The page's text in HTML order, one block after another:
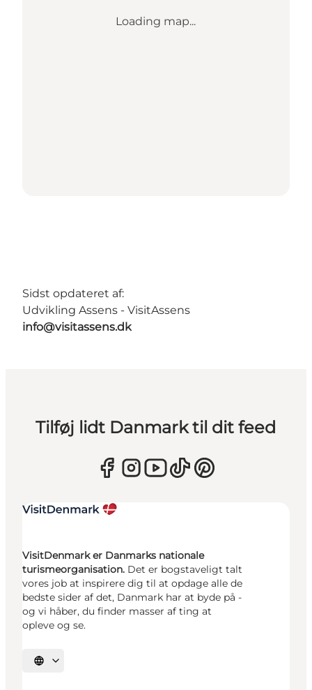
Loading map...
Sidst opdateret af:
Udvikling Assens - VisitAssens
info@visitassens.dk
Tilføj lidt Danmark til dit feed
VisitDenmark er Danmarks nationale
turismeorganisation. Det er bogstaveligt talt
vores job at inspirere dig til at opdage alle de
bedste sider af det, Danmark har at byde på -
og vi håber, du finder masser af ting at
opleve og se.
Vælg sprog